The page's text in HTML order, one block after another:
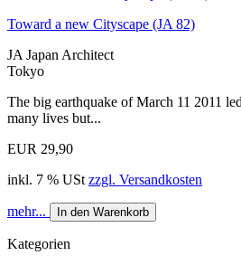
Toward a new Cityscape (JA 82)
JA Japan Architect
Tokyo
The big earthquake of March 11 2011
many lives but...
EUR 29,90
inkl. 7 % USt zzgl. Versandkosten
mehr... In den Warenkorb
Kategorien